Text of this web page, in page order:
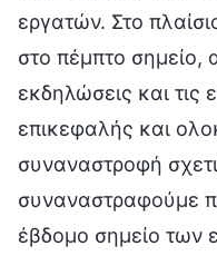
εργατών. Στο
στο πέμπτο σημείο,
εκδηλώσεις και τις
επικεφαλής και
συναναστροφή
συναναστραφούμε
έβδομο σημείο των